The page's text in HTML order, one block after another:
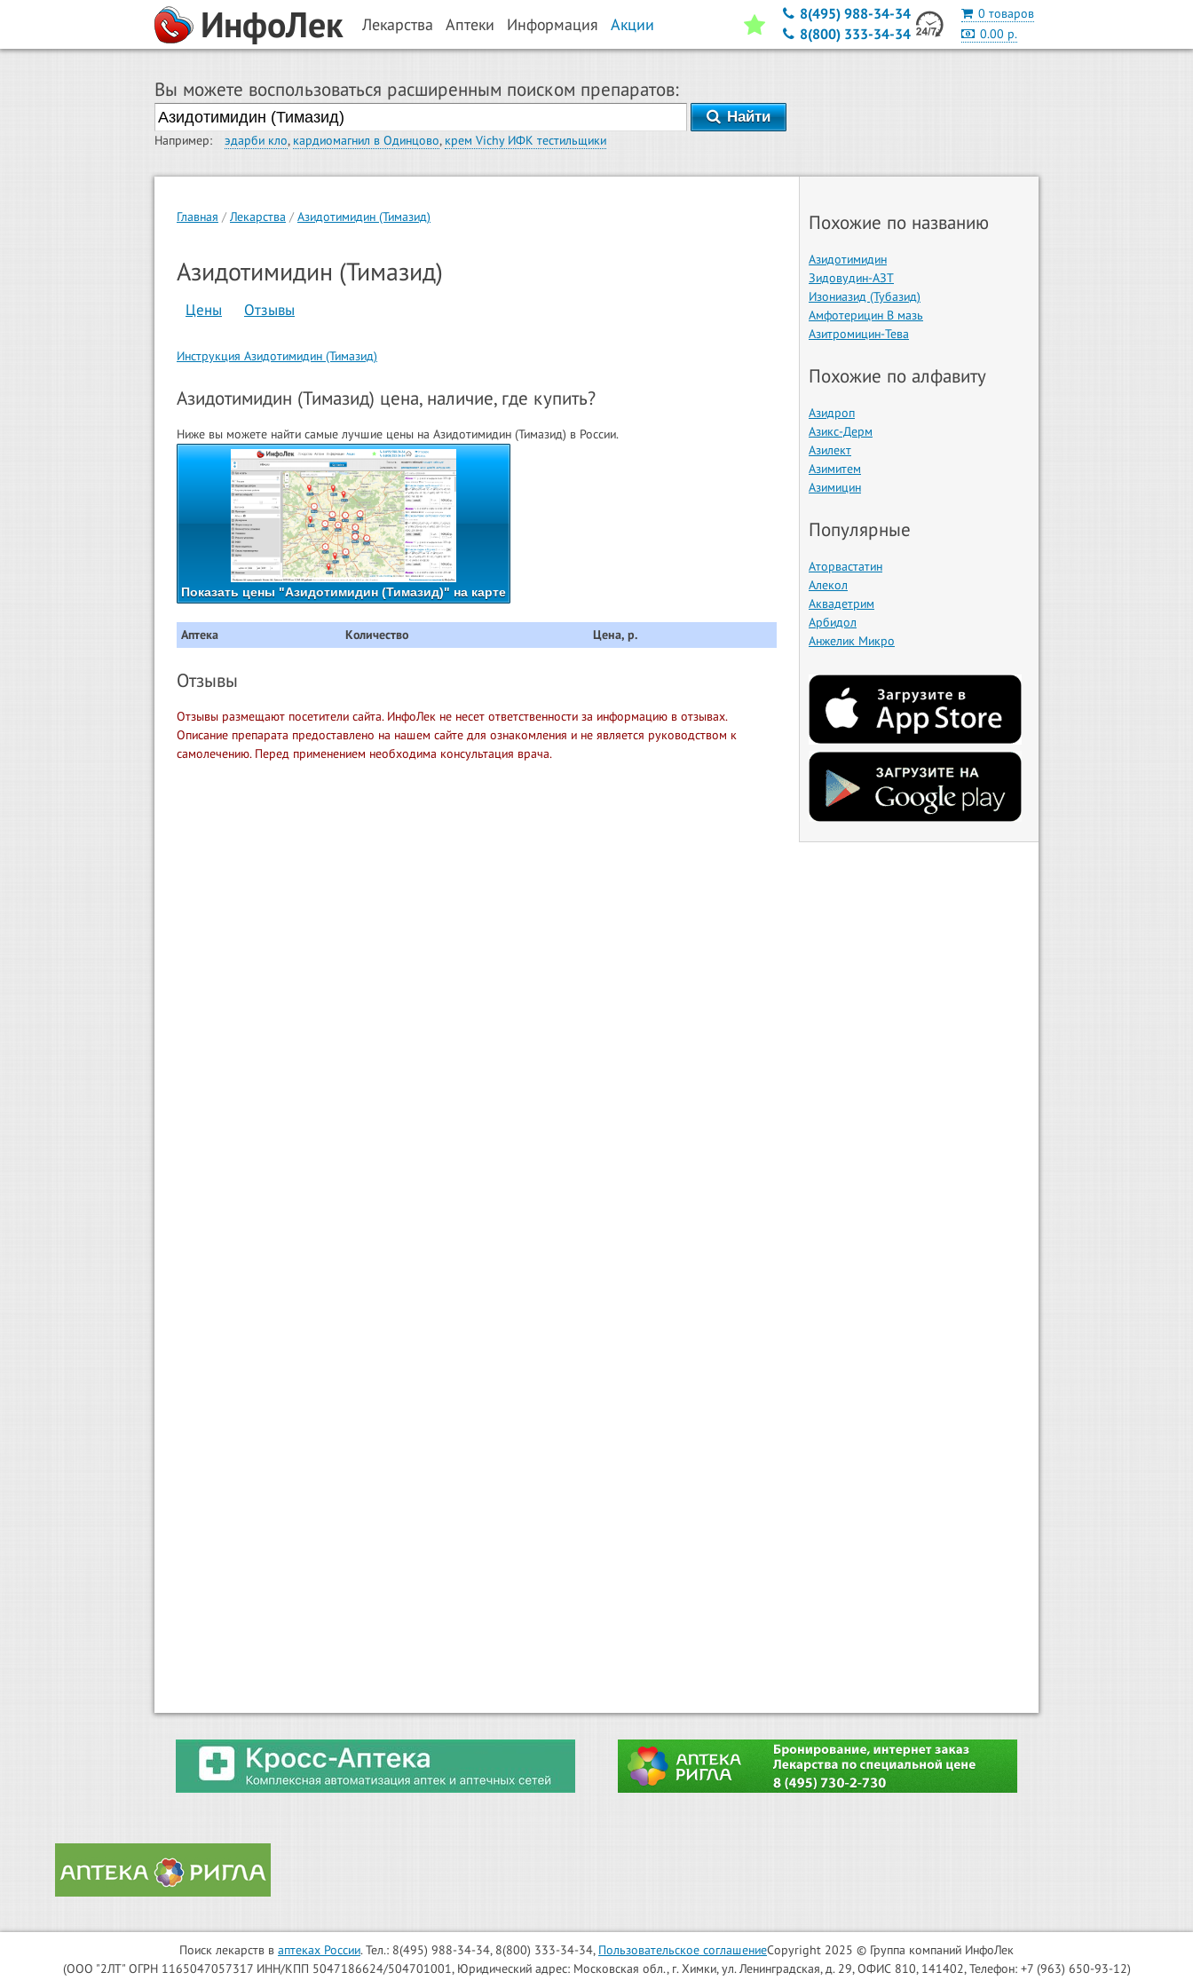
ИнфоЛек Лекарства Аптеки Информация Акции
0 товаров
0.00 р.
8(495) 988-34-34
8(800) 333-34-34
Вы можете воспользоваться расширенным поиском препаратов:
Найти
Например: эдарби кло, кардиомагнил в Одинцово, крем Vichy ИФК тестильщики
Главная Лекарства Азидотимидин (Тимазид)
Азидотимидин (Тимазид)
Цены Отзывы
Инструкция Азидотимидин (Тимазид)
Азидотимидин (Тимазид) цена, наличие, где купить?
Ниже вы можете найти самые лучшие цены на Азидотимидин (Тимазид) в России.
Показать цены "Азидотимидин (Тимазид)" на карте
Аптека Количество Цена, р.
Отзывы
Отзывы размещают посетители сайта. ИнфоЛек не несет ответственности за информацию в отзывах.
Описание препарата предоставлено на нашем сайте для ознакомления и не является руководством к
самолечению. Перед применением необходима консультация врача.
Похожие по названию
Азидотимидин
Зидовудин-АЗТ
Изониазид (Тубазид)
Амфотерицин В мазь
Азитромицин-Тева
Похожие по алфавиту
Азидроп
Азикс-Дерм
Азилект
Азимитем
Азимицин
Популярные
Аторвастатин
Алекол
Аквадетрим
Арбидол
Анжелик Микро
Поиск лекарств в аптеках России. Тел.: 8(495) 988-34-34, 8(800) 333-34-34, Пользовательское соглашениеCopyright 2025 © Группа компаний ИнфоЛек
(ООО "2ЛТ" ОГРН 1165047057317 ИНН/КПП 5047186624/504701001, Юридический адрес: Московская обл., г. Химки, ул. Ленинградская, д. 29, ОФИС 810, 141402, Телефон: +7 (963) 650-93-12)